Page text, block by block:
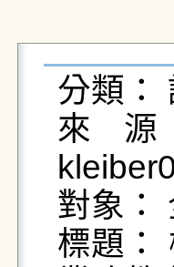
分類：
來
對象：
標題：